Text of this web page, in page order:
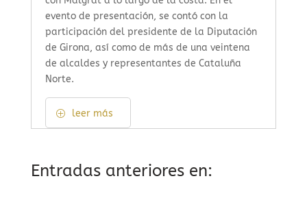
evento de presentación, se contó con la
participación del presidente de la Diputación
de Girona, así como de más de una veintena
de alcaldes y representantes de Cataluña
Norte.
leer más
Entradas anteriores en: